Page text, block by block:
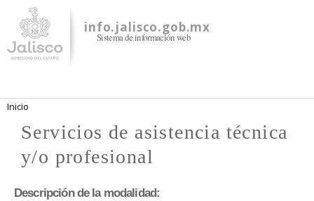
contenido
principal
info.jalisco.gob.mx
Sistema de información web
Se encuentra usted aquí
Inicio
Servicios de asistencia técnica
y/o profesional
Descripción de la modalidad: